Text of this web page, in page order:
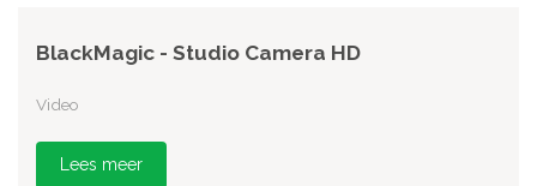
BlackMagic - Studio Camera HD
Video
Lees meer